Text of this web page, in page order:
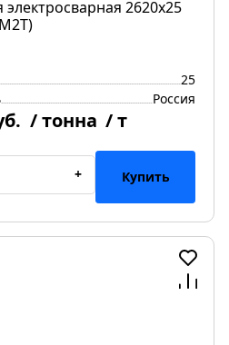
2620х25
25
Россия
/ тонна / т
+ Купить